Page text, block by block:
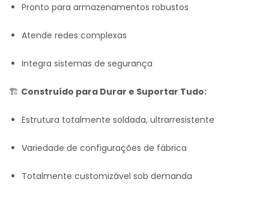
Pronto para armazenamentos robustos
Atende redes complexas
Integra sistemas de segurança
🏗️ Construído para Durar e Suportar Tudo:
Estrutura totalmente soldada, ultrarresistente
Variedade de configurações de fábrica
Totalmente customizável sob demanda